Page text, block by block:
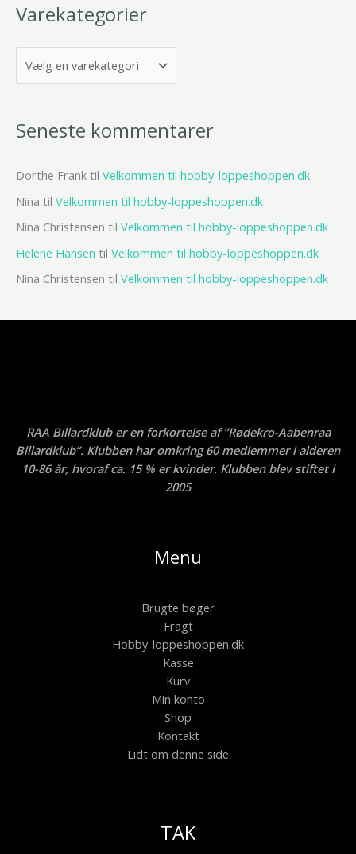
Varekategorier
Seneste kommentarer
Dorthe Frank til Velkommen til hobby-loppeshoppen.dk
Nina til Velkommen til hobby-loppeshoppen.dk
Nina Christensen til Velkommen til hobby-loppeshoppen.dk
Helene Hansen til Velkommen til hobby-loppeshoppen.dk
Nina Christensen til Velkommen til hobby-loppeshoppen.dk
RAA Billardklub er en forkortelse af ”Rødekro-Aabenraa
Billardklub”. Klubben har omkring 60 medlemmer i alderen
10-86 år, hvoraf ca. 15 % er kvinder. Klubben blev stiftet i
2005
Menu
Brugte bøger
Fragt
Hobby-loppeshoppen.dk
Kasse
Kurv
Min konto
Shop
Kontakt
Lidt om denne side
TAK